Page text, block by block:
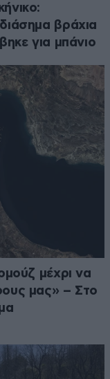
βράχια
για μπάνιο
μέχρι να
μας» – Στο